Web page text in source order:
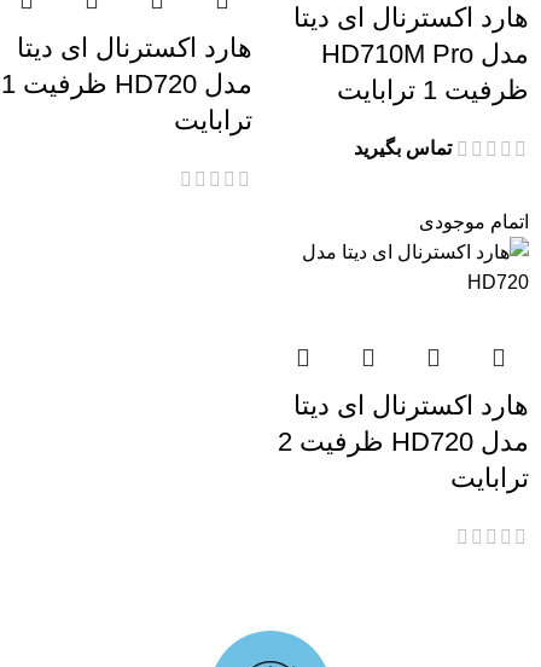
هارد اکسترنال ای دیتا
مدل HD710M Pro
ظرفیت 1 ترابایت
تماس بگیرید
هارد اکسترنال ای دیتا
مدل HD720 ظرفیت 1
ترابایت
اتمام موجودی
هارد اکسترنال ای دیتا
مدل HD720 ظرفیت 2
ترابایت